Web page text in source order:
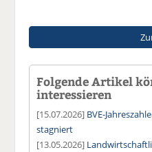
Folgende Artikel
interessieren
[15.07.2026] BVE-
stagniert
[13.05.2026]